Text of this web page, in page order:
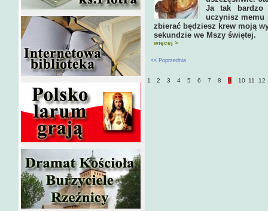
Ja tak bardzo
uczynisz memu
zbierać będziesz krew moją
sekundzie we Mszy świętej.
więcej >
<< Poprzednia
1 2 3 4 5 6 7 8 9 10 11 12